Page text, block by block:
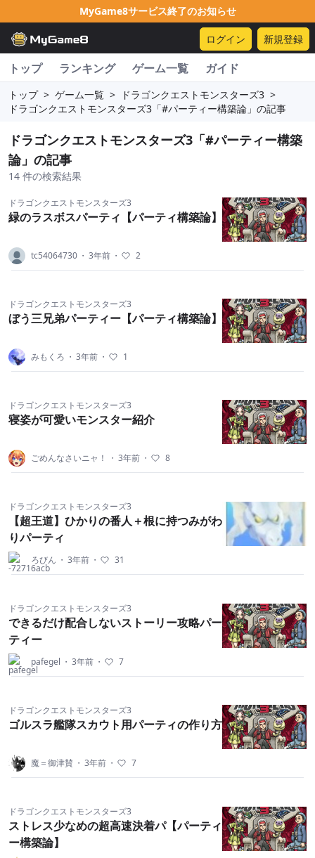
MyGame8サービス終了のお知らせ
ログイン 新規登録
トップ ランキング ゲーム一覧 ガイド
トップ > ゲーム一覧 > ドラゴンクエストモンスターズ3 >
ドラゴンクエストモンスターズ3「#パーティー構築論」の記事
ドラゴンクエストモンスターズ3「#パーティー構築
論」の記事
14 件の検索結果
ドラゴンクエストモンスターズ3
緑のラスボスパーティ【パーティ構築論】
tc54064730 ・ 3年前 ・ 2
ドラゴンクエストモンスターズ3
ぼう三兄弟パーティー【パーティ構築論】
みもくろ ・ 3年前 ・ 1
ドラゴンクエストモンスターズ3
寝姿が可愛いモンスター紹介
ごめんなさいニャ！ ・ 3年前 ・ 8
ドラゴンクエストモンスターズ3
【超王道】ひかりの番人＋根に持つみがわ
りパーティ
ろびん ・ 3年前 ・ 31
ドラゴンクエストモンスターズ3
できるだけ配合しないストーリー攻略パー
ティー
pafegel ・ 3年前 ・ 7
ドラゴンクエストモンスターズ3
ゴルスラ艦隊スカウト用パーティの作り方
魔＝御津賛 ・ 3年前 ・ 7
ドラゴンクエストモンスターズ3
ストレス少なめの超高速決着パ【パーティ
ー構築論】